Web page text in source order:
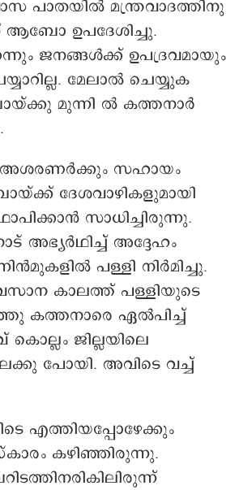
പാതയിൽ മന്ത്രവാദത്തിനു
ആബോ ഉപദേശിച്ചു.
ജനങ്ങൾക്ക് ഉപദ്രവമായും
മേലാൽ ചെയ്യുക
മുന്നി ൽ കത്തനാർ
അശരണർക്കും സഹായം
ദേശവാഴികളുമായി
സാധിച്ചിരുന്നു.
അഭ്യർഥിച്ച് അദ്ദേഹം
പള്ളി നിർമിച്ചു.
കാലത്ത് പള്ളിയുടെ
കത്തനാരെ ഏൽപിച്ച്
ജില്ലയിലെ
പോയി. അവിടെ വച്ച്
എത്തിയപ്പോഴേക്കും
കഴിഞ്ഞിരുന്നു.